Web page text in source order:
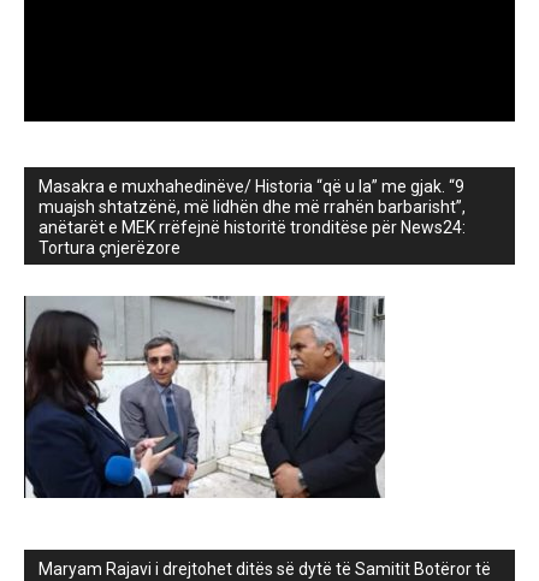
Masakra e muxhahedinëve/ Historia “që u la” me gjak. “9
muajsh shtatzënë, më lidhën dhe më rrahën barbarisht”,
anëtarët e MEK rrëfejnë historitë tronditëse për News24:
Tortura çnjerëzore
Maryam Rajavi i drejtohet ditës së dytë të Samitit Botëror të